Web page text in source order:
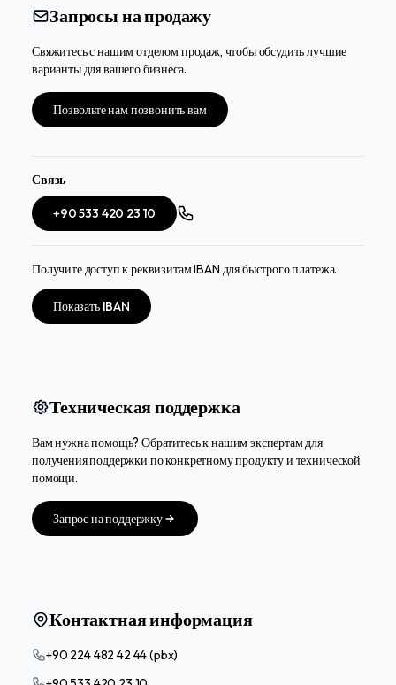
Запросы на продажу
Свяжитесь с нашим отделом продаж, чтобы обсудить лучшие
варианты для вашего бизнеса.
Позвольте нам позвонить вам
Связь
+90 533 420 23 10
Получите доступ к реквизитам IBAN для быстрого платежа.
Показать IBAN
Техническая поддержка
Вам нужна помощь? Обратитесь к нашим экспертам для
получения поддержки по конкретному продукту и технической
помощи.
Запрос на поддержку
Контактная информация
+90 224 482 42 44 (pbx)